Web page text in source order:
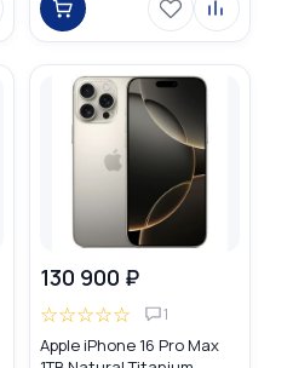
130 900 ₽
☆☆☆☆☆ 1
Apple iPhone 16 Pro Max